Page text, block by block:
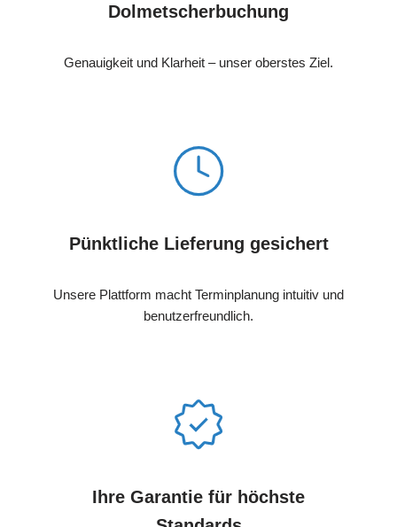
Dolmetscherbuchung
Genauigkeit und Klarheit – unser oberstes Ziel.
Pünktliche Lieferung gesichert
Unsere Plattform macht Terminplanung intuitiv und
benutzerfreundlich.
Ihre Garantie für höchste